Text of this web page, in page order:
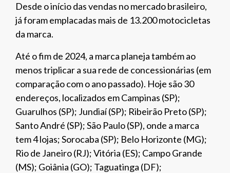
Desde o início das vendas no mercado brasileiro,
já foram emplacadas mais de 13.200 motocicletas
da marca.
Até o fim de 2024, a marca planeja também ao
menos triplicar a sua rede de concessionárias (em
comparação com o ano passado). Hoje são 30
endereços, localizados em Campinas (SP);
Guarulhos (SP); Jundiaí (SP); Ribeirão Preto (SP);
Santo André (SP); São Paulo (SP), onde a marca
tem 4 lojas; Sorocaba (SP); Belo Horizonte (MG);
Rio de Janeiro (RJ); Vitória (ES); Campo Grande
(MS); Goiânia (GO); Taguatinga (DF);